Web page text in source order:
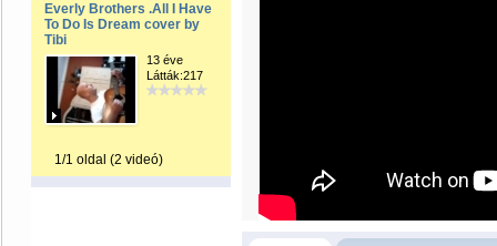
Everly Brothers .All I Have
To Do Is Dream cover by
Tibi
13 éve
Látták:217
1/1 oldal (2 videó)